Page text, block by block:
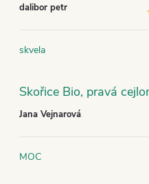
dalibor petr
skvela
Jana Vejnarová
MOC